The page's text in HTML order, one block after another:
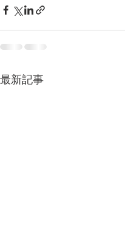
最新記事